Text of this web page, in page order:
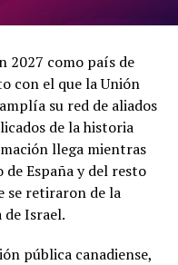
2027 como país de
con el que la Unión
su red de aliados
de la historia
llega mientras
España y del resto
se retiraron de la
de Israel.
pública canadiense,